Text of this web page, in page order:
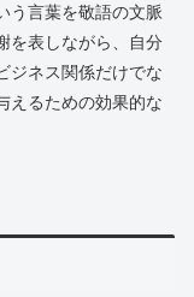
う言葉を敬語の文脈
を表しながら、自分
ジネス関係だけでな
えるための効果的な